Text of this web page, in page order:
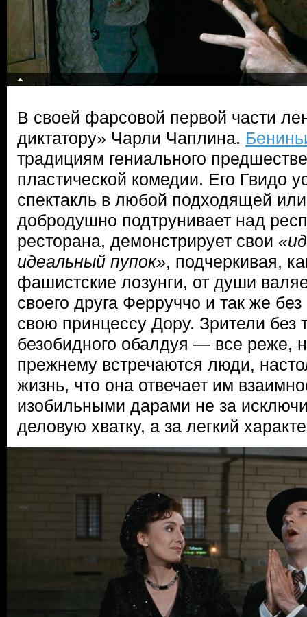
В своей фарсовой первой части
диктатору» Чарли Чаплина.
традициям гениального
пластической комедии. Его Гвидо
спектакль в любой подходящей
добродушно подтрунивает над
ресторана, демонстрирует свои
идеальный пупок», подчеркивая,
фашистские лозунги, от души
своего друга Ферруччо и так же
свою принцессу Дору. Зрители без
безобидного обалдуя — все реже,
прежнему встречаются люди,
жизнь, что она отвечает им
изобильными дарами не за
деловую хватку, а за легкий